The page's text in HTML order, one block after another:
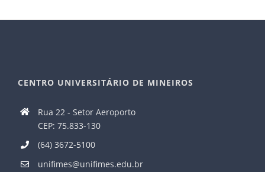
CENTRO UNIVERSITÁRIO DE MINEIROS
Rua 22 - Setor Aeroporto
CEP: 75.833-130
(64) 3672-5100
unifimes@unifimes.edu.br